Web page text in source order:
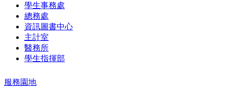
學生事務處
總務處
資訊圖書中心
主計室
醫務所
學生指揮部
服務園地